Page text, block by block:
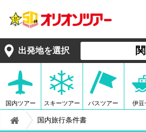
出発地を選択
国内ツアー スキーツアー バスツアー 伊豆
国内旅行条件書